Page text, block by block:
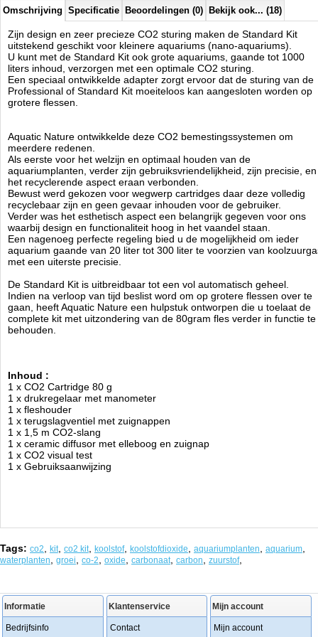
1 x 1,5 m CO2-slang
1 x ceramic diffusor met elleboog en zuignap
1 x CO2 visual test
1 x Gebruiksaanwijzing
Aquatic Nature
Manufactured by:Aquatic Nature
Model:AN-02753
Pre-OrderNew
Omschrijving Specificatie Beoordelingen (0) Bekijk ook... (18)
Zijn design en zeer precieze CO2 sturing maken de Standard Kit
uitstekend geschikt voor kleinere aquariums (nano-aquariums).
U kunt met de Standard Kit ook grote aquariums, gaande tot 1000
liters inhoud, verzorgen met een optimale CO2 sturing.
Een speciaal ontwikkelde adapter zorgt ervoor dat de sturing van de
Professional of Standard Kit moeiteloos kan aangesloten worden op
grotere flessen.
Aquatic Nature ontwikkelde deze CO2 bemestingssystemen om
meerdere redenen.
Als eerste voor het welzijn en optimaal houden van de
aquariumplanten, verder zijn gebruiksvriendelijkheid, zijn precisie, en
het recyclerende aspect eraan verbonden.
Bewust werd gekozen voor wegwerp cartridges daar deze volledig
recyclebaar zijn en geen gevaar inhouden voor de gebruiker.
Verder was het esthetisch aspect een belangrijk gegeven voor ons
waarbij design en functionaliteit hoog in het vaandel staan.
Een nagenoeg perfecte regeling bied u de mogelijkheid om ieder
aquarium gaande van 20 liter tot 300 liter te voorzien van
met een uiterste precisie.
De Standard Kit is uitbreidbaar tot een vol automatisch geheel.
Indien na verloop van tijd beslist word om op grotere flessen over te
gaan, heeft Aquatic Nature een hulpstuk ontworpen die u toelaat de
complete kit met uitzondering van de 80gram fles verder in functie te
behouden.
Inhoud :
1 x CO2 Cartridge 80 g
1 x drukregelaar met manometer
1 x fleshouder
1 x terugslagventiel met zuignappen
1 x 1,5 m CO2-slang
1 x ceramic diffusor met elleboog en zuignap
1 x CO2 visual test
1 x Gebruiksaanwijzing
Tags: co2 kit co2 kit koolstof, koolstofdioxide aquariumplanten aquarium
waterplanten groei co-2 oxide carbonaat carbon zuurstof,
Informatie
Bedrijfsinfo
Klantenservice
Contact
Mijn account
Mijn account